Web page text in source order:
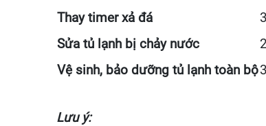
Thay timer xả đá
Sửa tủ lạnh bị chảy nước
Vệ sinh, bảo dưỡng tủ lạnh toàn bộ
Lưu ý: